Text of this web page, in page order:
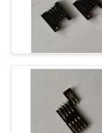
LƯỢNG
LIÊN
HỆ
Ăng-